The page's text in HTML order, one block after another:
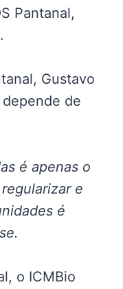
Pantanal,
Gustavo
de
é apenas o
e
é
o ICMBio